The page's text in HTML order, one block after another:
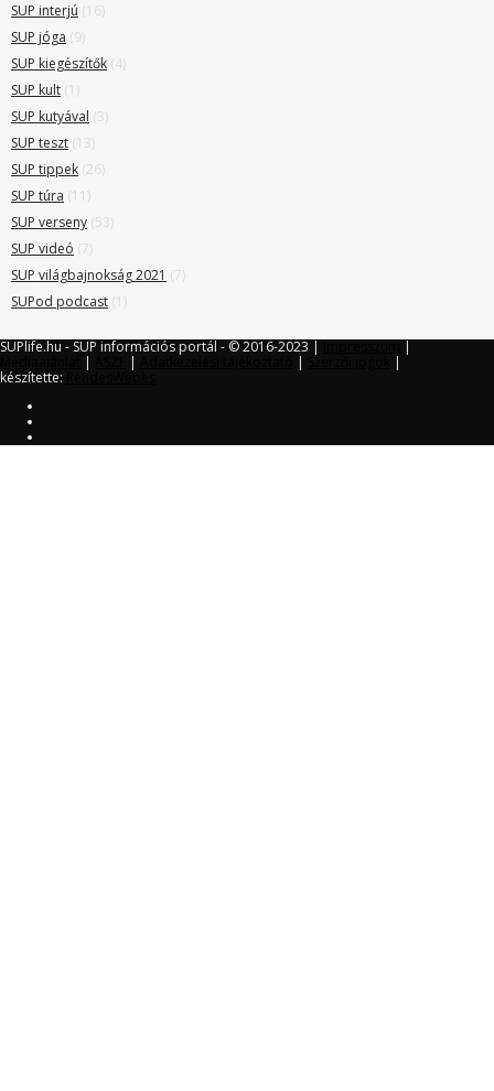
SUP interjú (16)
SUP jóga (9)
SUP kiegészítők (4)
SUP kult (1)
SUP kutyával (3)
SUP teszt (13)
SUP tippek (26)
SUP túra (11)
SUP verseny (53)
SUP videó (7)
SUP világbajnokság 2021 (7)
SUPod podcast (1)
SUPlife.hu - SUP információs portál - © 2016-2023 |
|
| | |
|
készítette: